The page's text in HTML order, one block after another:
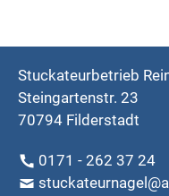
Stuckateurbetrieb
Steingartenstr. 23
70794 Filderstadt
0171 - 262 37 24